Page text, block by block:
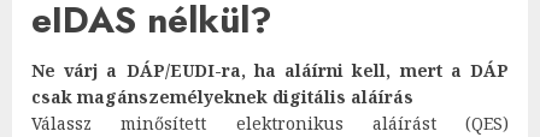
eIDAS nélkül?
Ne várj a DÁP/EUDI-ra, ha aláírni kell, mert a DÁP
csak magánszemélyeknek digitális aláírás
Válassz minősített elektronikus aláírást (QES)